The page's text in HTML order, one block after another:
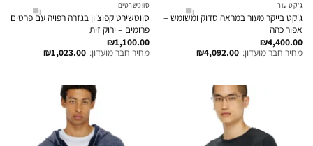
ג'קט עור
ג'קט בייקר מעור במראה סדוק ומשומש –
אפור כהה
₪4,400.00
מחיר חבר מועדון: ₪4,092.00
סווטשרטים
סווטשירט קפוצ'ון בגזרה רפויה עם פרטים
פרומים – ירוק זית
₪1,100.00
מחיר חבר מועדון: ₪1,023.00